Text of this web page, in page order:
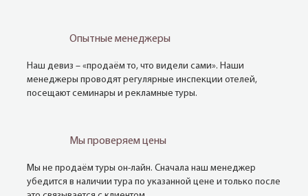
Опытные менеджеры
Наш девиз – «продаём то, что видели сами». Наши
менеджеры проводят регулярные инспекции отелей,
посещают семинары и рекламные туры.
Мы проверяем цены
Мы не продаём туры он-лайн. Сначала наш менеджер
убедится в наличии тура по указанной цене и только после